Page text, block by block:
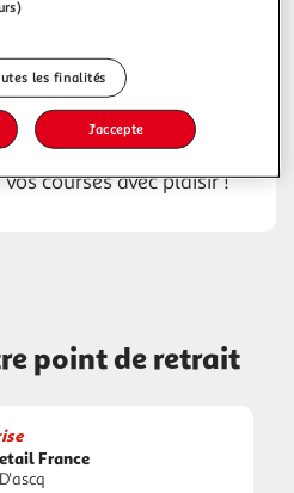
de la mise au coffre de
retrait, votre drive Auchan
la livraison de vos
domicile.
courses avec plaisir !
point de retrait
France
les finalités
J'accepte